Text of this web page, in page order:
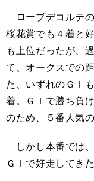
ローブデコルテ
桜花賞でも４着と
も上位だったが、
て、オークスでの
た、いずれのＧＩ
着。ＧＩで勝ち負
のため、５番人気
しかし本番では
ＧＩで好走してき